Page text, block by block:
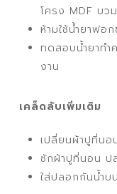
โครง MDF บว
ห้ามใช้น้ำยาฟอ
ทดสอบน้ำยาทำ
งาน
เคล็ดลับเพิ่มเติม
เปลี่ยนผ้าปูที่น
ซักผ้าปูที่นอน ป
ใส่ปลอกกันน้ำ